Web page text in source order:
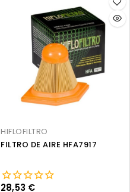
HIFLOFILTRO
FILTRO DE AIRE HFA7917
28,53 €